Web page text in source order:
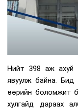
Нийт 398 аж ахуй
явуулж байна. Бид
өөрийн боломжит
хулгайд дараах